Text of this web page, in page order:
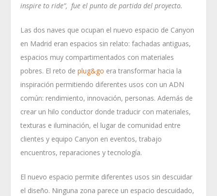
inspire to ride”, fue el punto de partida del proyecto.
Las dos naves que ocupan el nuevo espacio de Canyon
en Madrid eran espacios sin relato: fachadas antiguas,
espacios muy compartimentados con materiales
pobres. El reto deplug&go era transformar hacia la
inspiración permitiendo diferentes usos con un ADN
común: rendimiento, innovación, personas. Además de
crear un hilo conductor donde traducir con materiales,
texturas e iluminación, el lugar de comunidad entre
clientes y equipo Canyon en eventos, trabajo
encuentros, reparaciones y tecnología.
El nuevo espacio permite diferentes usos sin descuidar
el diseño. Ninguna zona parece un espacio descuidado,